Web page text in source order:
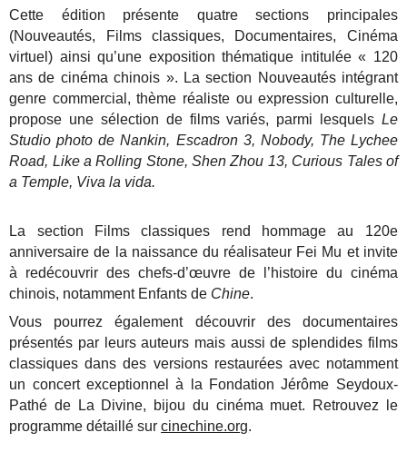
Cette édition présente quatre sections principales
(Nouveautés, Films classiques, Documentaires, Cinéma
virtuel) ainsi qu’une exposition thématique intitulée « 120
ans de cinéma chinois ». La section Nouveautés intégrant
genre commercial, thème réaliste ou expression culturelle,
propose une sélection de films variés, parmi lesquels Le
Studio photo de Nankin, Escadron 3, Nobody, The Lychee
Road, Like a Rolling Stone, Shen Zhou 13, Curious Tales of
a Temple, Viva la vida.
La section Films classiques rend hommage au 120e
anniversaire de la naissance du réalisateur Fei Mu et invite
à redécouvrir des chefs-d’œuvre de l’histoire du cinéma
chinois, notamment Enfants de Chine.
Vous pourrez également découvrir des documentaires
présentés par leurs auteurs mais aussi de splendides films
classiques dans des versions restaurées avec notamment
un concert exceptionnel à la Fondation Jérôme Seydoux-
Pathé de La Divine, bijou du cinéma muet. Retrouvez le
programme détaillé surcinechine.org.